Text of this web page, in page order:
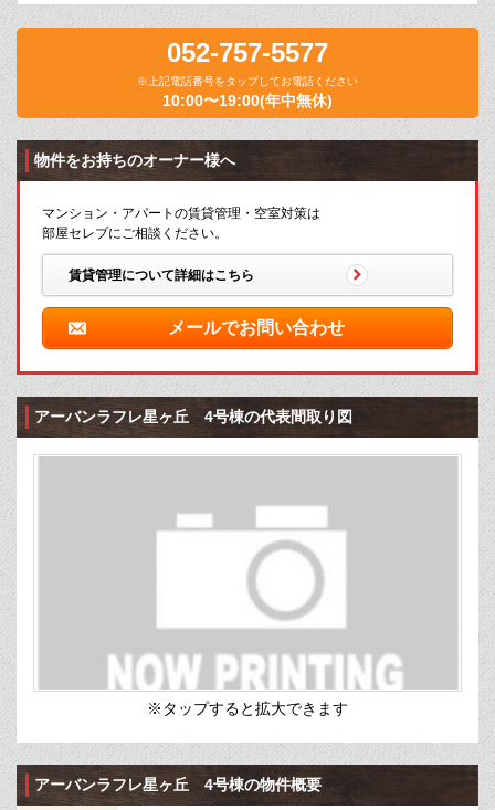
052-757-5577
※上記電話番号をタップしてお電話ください
10:00〜19:00(年中無休)
物件をお持ちのオーナー様へ
マンション・アパートの賃貸管理・空室対策は
部屋セレブにご相談ください。
賃貸管理について詳細はこちら
メールでお問い合わせ
アーバンラフレ星ヶ丘 4号棟の代表間取り図
※タップすると拡大できます
アーバンラフレ星ヶ丘 4号棟の物件概要